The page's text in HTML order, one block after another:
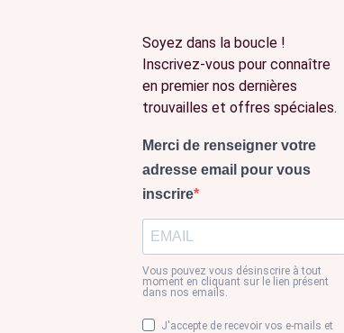
Soyez dans la boucle !
Inscrivez-vous pour connaître
en premier nos dernières
trouvailles et offres spéciales.
Merci de renseigner votre
adresse email pour vous
inscrire
Vous pouvez vous désinscrire à tout
moment en cliquant sur le lien présent
dans nos emails.
J'accepte de recevoir vos e-mails et